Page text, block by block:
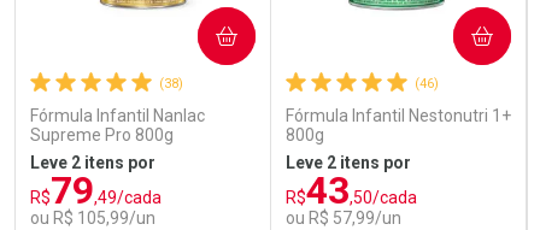
(38)
Fórmula Infantil Nanlac
Supreme Pro 800g
Leve 2 itens por
R$79,49/cada
ou R$ 105,99/un
COMPRAR
(46)
Fórmula Infantil Nestonutri 1+
800g
Leve 2 itens por
R$43,50/cada
ou R$ 57,99/un
COMPRAR